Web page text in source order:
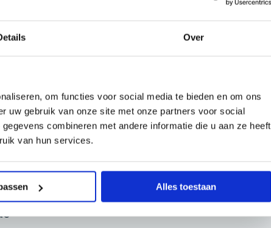
Over
om functies voor social media te bieden en om ons
uw gebruik van onze site met onze partners voor social
combineren met andere informatie die u aan ze heeft
van hun services.
Alles toestaan
460
zorgt